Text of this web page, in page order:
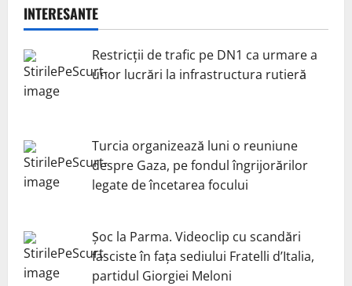
INTERESANTE
Restricții de trafic pe DN1 ca urmare a
unor lucrări la infrastructura rutieră
Turcia organizează luni o reuniune
despre Gaza, pe fondul îngrijorărilor
legate de încetarea focului
Șoc la Parma. Videoclip cu scandări
fasciste în fața sediului Fratelli d’Italia,
partidul Giorgiei Meloni